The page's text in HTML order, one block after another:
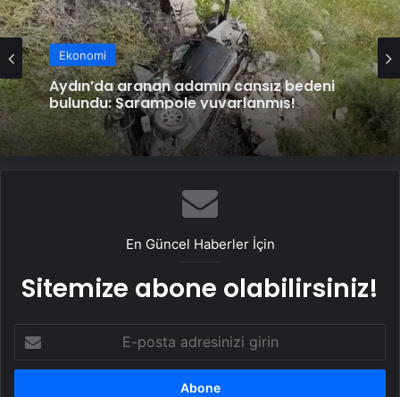
Ekonomi
Hakkari’de 17 yaşındaki genç akıntıya
kapıldı: Arama çalışması başlatıldı!
En Güncel Haberler İçin
Sitemize abone olabilirsiniz!
posta
adresinizi